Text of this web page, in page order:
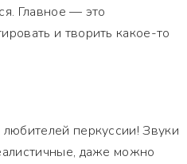
Главное — это
и творить какое-то
перкуссии! Звуки
даже можно